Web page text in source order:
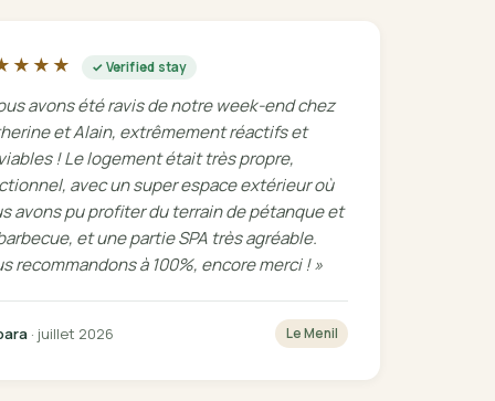
✓ Verified stay
avons été ravis de notre week-end chez
et Alain, extrêmement réactifs et
! Le logement était très propre,
avec un super espace extérieur où
avons pu profiter du terrain de pétanque et
et une partie SPA très agréable.
recommandons à 100%, encore merci ! »
· juillet 2026 Le Menil